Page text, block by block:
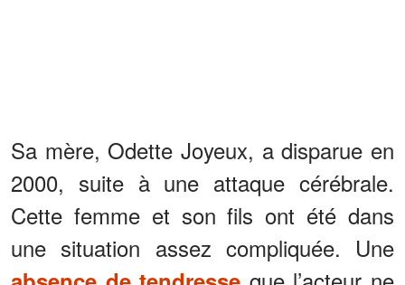
Sa mère, Odette Joyeux, a disparue en
2000, suite à une attaque cérébrale.
Cette femme et son fils ont été dans
une situation assez compliquée. Une